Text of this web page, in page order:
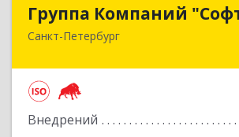
Группа Компаний
Санкт-Петербург
Внедрений
195112, Санкт-Петербург г,